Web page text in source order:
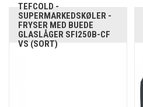
TEFCOLD -
SUPERMARKEDSKØLER -
FRYSER MED BUEDE
GLASLÅGER SFI250B-CF
VS (SORT)